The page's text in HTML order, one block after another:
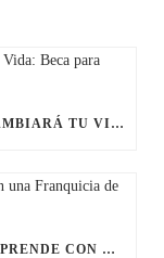
LA OPORTUNIDAD NAVIDEÑA QUE CAMBIARÁ TU VIDA: BECA PARA FRANQUICIAS
ESTE AÑO, REGÁLATE UN SUEÑO: EMPRENDE CON UNA FRANQUICIA DE EL PERRO FELIZ